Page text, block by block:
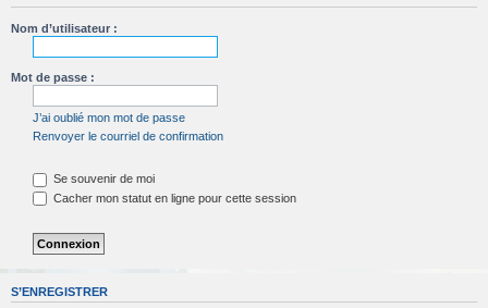
Nom d’utilisateur :
Mot de passe :
J’ai oublié mon mot de passe
Renvoyer le courriel de confirmation
Se souvenir de moi
Cacher mon statut en ligne pour cette session
S’ENREGISTRER